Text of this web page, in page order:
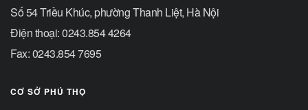
Số 54 Triều Khúc, phường Thanh Liệt, Hà Nội
Điện thoại: 0243.854 4264
Fax: 0243.854 7695
CƠ SỞ PHÚ THỌ